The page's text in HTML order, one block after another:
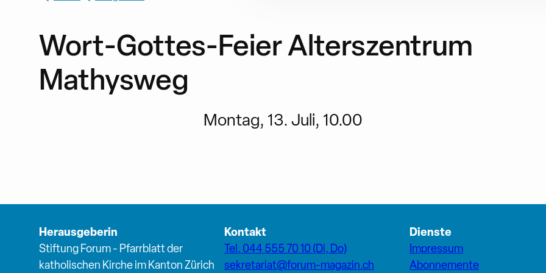
Wort-Gottes-Feier Alterszentrum
Mathysweg
Montag, 13. Juli, 10.00
Herausgeberin
Stiftung Forum - Pfarrblatt der
katholischen Kirche im Kanton Zürich
Kontakt
Tel. 044 555 70 10 (Di, Do)
sekretariat@forum-magazin.ch
Dienste
Impressum
Abonnemente